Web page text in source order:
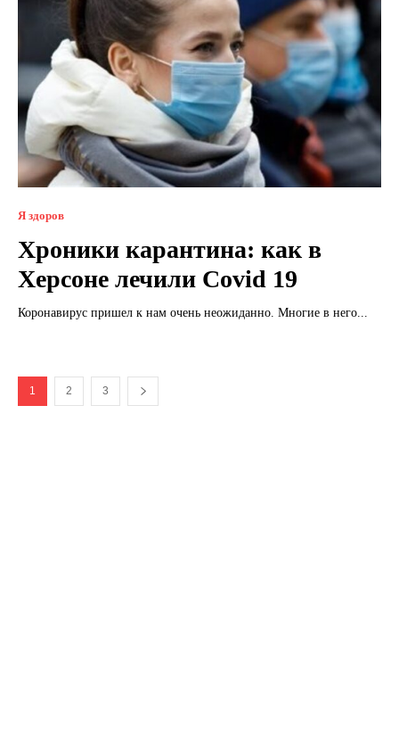
Я здоров
Хроники карантина: как в
Херсоне лечили Covid 19
Коронавирус пришел к нам очень неожиданно. Многие в него...
1 2 3